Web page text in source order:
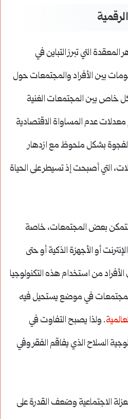
التي تبرز التباين في
بين الأفراد والمجتمعات حول
خاص بين المجتمعات الغنية
معدلات عدم المساواة الاقتصادية
بشكل ملحوظ مع ازدهار
التي أصبحت إذ تسيطر على الحياة
تتمكن بعض المجتمعات، خاصة
أو الأجهزة الذكية أو حتى
الأفراد من استخدام هذه التكنولوجيا
في موضع يستحيل فيه
. ولذا يصبح التفاوت في
السلاح الذي يفاقم الفقر وفي
الاجتماعية وضعف القدرة على